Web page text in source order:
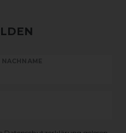
NACHNAME